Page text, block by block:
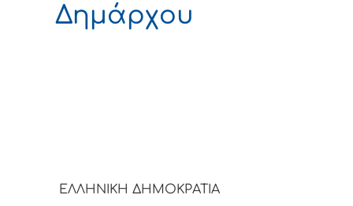
Δημάρχου
ΕΛΛΗΝΙΚΗ